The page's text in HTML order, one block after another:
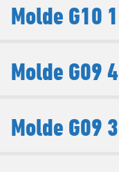
Molde G10 1
Molde G09 4
Molde G09 3